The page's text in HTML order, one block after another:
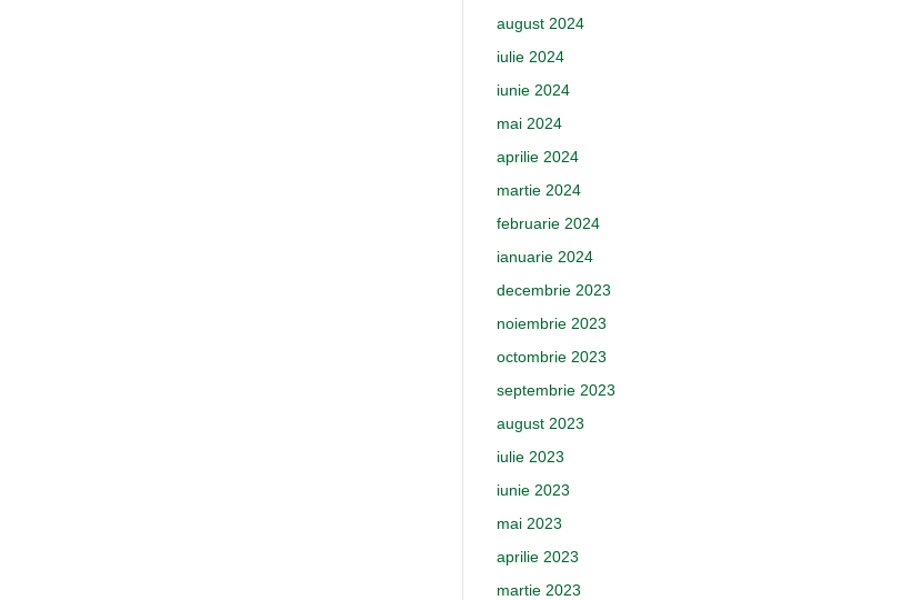
august 2024
iulie 2024
iunie 2024
mai 2024
aprilie 2024
martie 2024
februarie 2024
ianuarie 2024
decembrie 2023
noiembrie 2023
octombrie 2023
septembrie 2023
august 2023
iulie 2023
iunie 2023
mai 2023
aprilie 2023
martie 2023